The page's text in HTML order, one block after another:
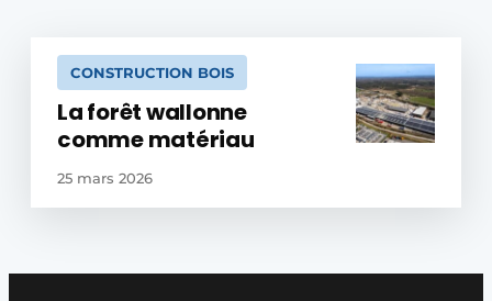
CONSTRUCTION BOIS
La forêt wallonne
comme matériau
25 mars 2026